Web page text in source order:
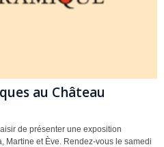
au Château
de présenter une exposition
Martine et Ève. Rendez-vous le samedi